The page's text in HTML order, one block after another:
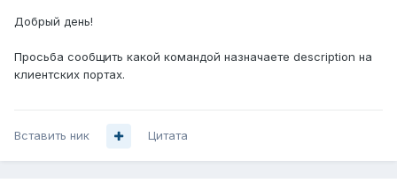
Добрый день!
Просьба сообщить какой командой назначаете description на
клиентских портах.
Вставить ник Цитата